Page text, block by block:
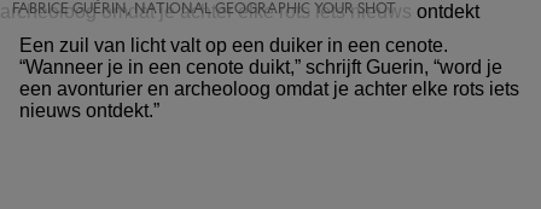
FABRICE GUÉRIN, NATIONAL GEOGRAPHIC YOUR SHOT
Een zuil van licht valt op een duiker in een cenote.
“Wanneer je in een cenote duikt,” schrijft Guerin, “word je
een avonturier en archeoloog omdat je achter elke rots iets
nieuws ontdekt.”